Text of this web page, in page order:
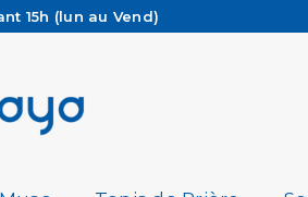
15h (lun au Vend)
notre FAQ
65€ d'achat*